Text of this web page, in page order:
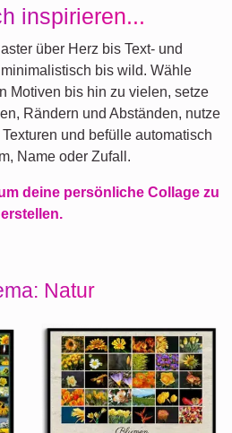
inspirieren...
über Herz bis Text- und
bis wild. Wähle
Motiven bis hin zu vielen, setze
Rändern und Abständen, nutze
und befülle automatisch
Name oder Zufall.
deine persönliche Collage zu
erstellen.
Natur